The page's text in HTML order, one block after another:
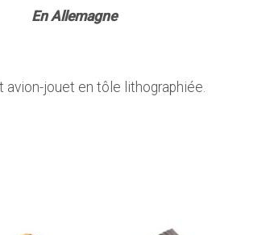
En Allemagne
jouet en tôle lithographiée.